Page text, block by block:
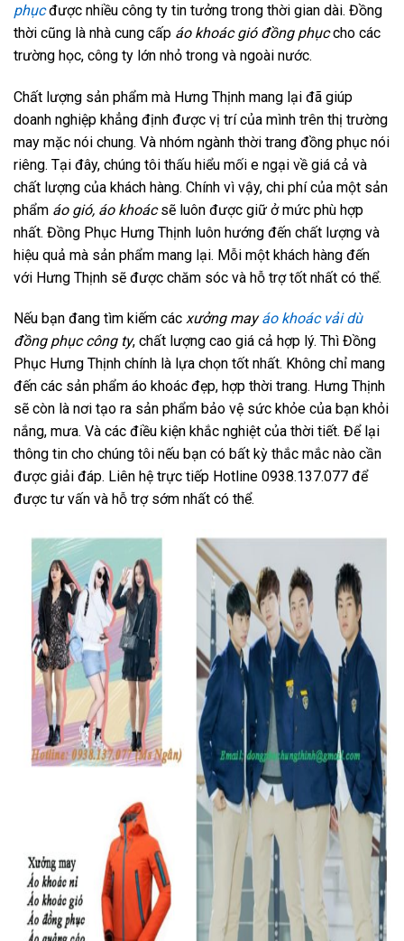
phụcđược nhiều công ty tin tưởng trong thời gian dài. Đồng
thời cũng là nhà cung cấp áo khoác gió đồng phụccho các
trường học, công ty lớn nhỏ trong và ngoài nước.
Chất lượng sản phẩm mà Hưng Thịnh mang lại đã giúp
doanh nghiệp khẳng định được vị trí của mình trên thị trường
may mặc nói chung. Và nhóm ngành thời trang đồng phục nói
riêng. Tại đây, chúng tôi thấu hiểu mối e ngại về giá cả và
chất lượng của khách hàng. Chính vì vậy, chi phí của một sản
phẩm áo gió, áo khoácsẽ luôn được giữ ở mức phù hợp
nhất. Đồng Phục Hưng Thịnh luôn hướng đến chất lượng và
hiệu quả mà sản phẩm mang lại. Mỗi một khách hàng đến
với Hưng Thịnh sẽ được chăm sóc và hỗ trợ tốt nhất có thể.
Nếu bạn đang tìm kiếm các xưởng mayáo khoác vải dù
đồng phục công ty, chất lượng cao giá cả hợp lý. Thì Đồng
Phục Hưng Thịnh chính là lựa chọn tốt nhất. Không chỉ mang
đến các sản phẩm áo khoác đẹp, hợp thời trang. Hưng Thịnh
sẽ còn là nơi tạo ra sản phẩm bảo vệ sức khỏe của bạn khỏi
nắng, mưa. Và các điều kiện khắc nghiệt của thời tiết. Để lại
thông tin cho chúng tôi nếu bạn có bất kỳ thắc mắc nào cần
được giải đáp. Liên hệ trực tiếp Hotline 0938.137.077 để
được tư vấn và hỗ trợ sớm nhất có thể.